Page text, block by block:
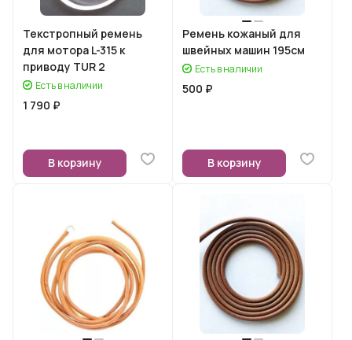
Текстропный ремень
для мотора L-315 к
приводу TUR 2
Есть в наличии
1 790 ₽
В корзину
Ремень кожаный для
швейных машин 195см
Есть в наличии
500 ₽
В корзину